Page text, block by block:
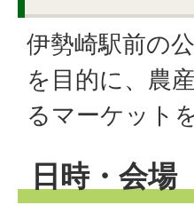
伊勢崎駅前の
を目的に、農
るマーケット
日時・会場